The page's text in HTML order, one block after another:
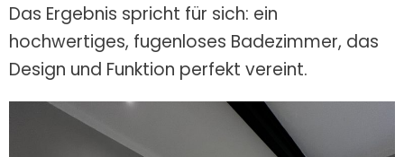
Das Ergebnis spricht für sich: ein
hochwertiges, fugenloses Badezimmer, das
Design und Funktion perfekt vereint.